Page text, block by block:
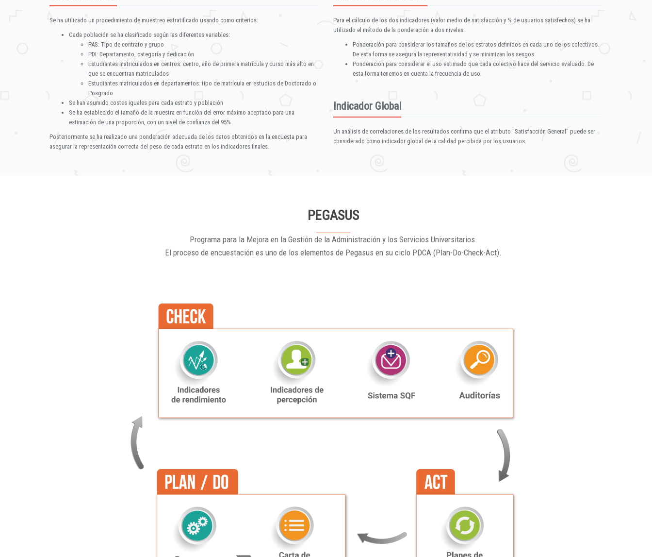
Se ha utilizado un procedimiento de muestreo estratificado usando como criterios:
Cada población se ha clasificado según las diferentes variables:
PAS: Tipo de contrato y grupo
PDI: Departamento, categoría y dedicación
Estudiantes matriculados en centros: centro, año de primera matrícula y curso más alto en
que se encuentran matriculados
Estudiantes matriculados en departamentos: tipo de matrícula en estudios de Doctorado o
Posgrado
Se han asumido costes iguales para cada estrato y población
Se ha establecido el tamaño de la muestra en función del error máximo aceptado para una
estimación de una proporción, con un nivel de confianza del 95%
Posteriormente se ha realizado una ponderación adecuada de los datos obtenidos en la encuesta para
asegurar la representación correcta del peso de cada estrato en los indicadores finales.
Para el cálculo de los dos indicadores (valor medio de satisfacción y % de usuarios satisfechos) se ha
utilizado el método de la ponderación a dos niveles:
Ponderación para considerar los tamaños de los estratos definidos en cada uno de los colectivos.
De esta forma se asegura la representatividad y se minimizan los sesgos.
Ponderación para considerar el uso estimado que cada colectivo hace del servicio evaluado. De
esta forma tenemos en cuenta la frecuencia de uso.
Indicador Global
Un análisis de correlaciones de los resultados confirma que el atributo "Satisfacción General" puede ser
considerado como indicador global de la calidad percibida por los usuarios.
PEGASUS
Programa para la Mejora en la Gestión de la Administración y los Servicios Universitarios.
El proceso de encuestación es uno de los elementos de Pegasus en su ciclo PDCA (Plan-Do-Check-Act).